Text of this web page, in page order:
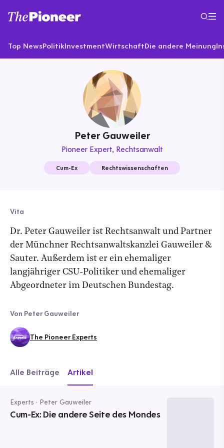
Top NewsPolitikInvestmentWirtschaftDie andere Meinung
Peter Gauweiler
Pioneer Expert Rechtsanwalt
Cum-Ex Rechtswissenschaften
Vita
Dr. Peter Gauweiler ist Rechtsanwalt und Partner
der Münchner Rechtsanwaltskanzlei Gauweiler &
Sauter. Außerdem ist er ein ehemaliger
langjähriger CSU-Politiker und ehemaliger
Abgeordneter im Deutschen Bundestag.
Von Peter Gauweiler
The Pioneer Experts
Alle Beiträge Artikel
Experts · Peter Gauweiler
Cum-Ex: Die andere Seite des Mondes